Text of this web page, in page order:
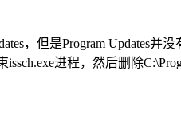
，但是Program Updates并
进程，然后删除